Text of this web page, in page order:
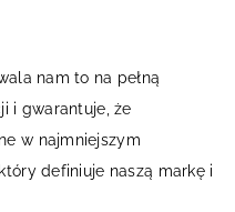
nam to na pełną
i gwarantuje, że
w najmniejszym
definiuje naszą markę i